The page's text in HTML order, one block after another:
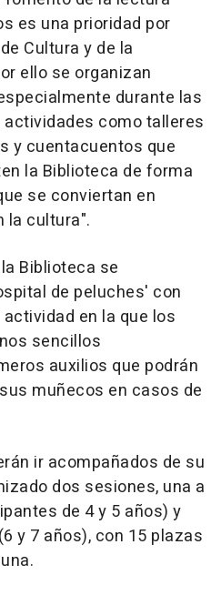
es una prioridad por
Cultura y de la
ello se organizan
durante las
como talleres
y cuentacuentos que
la Biblioteca de forma
se conviertan en
la cultura".
Biblioteca se
de peluches' con
en la que los
sencillos
auxilios que podrán
muñecos en casos de
ir acompañados de su
dos sesiones, una a
de 4 y 5 años) y
y 7 años), con 15 plazas